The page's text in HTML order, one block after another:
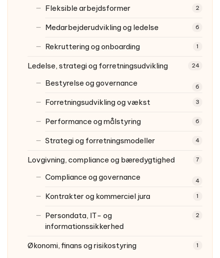
Fleksible arbejdsformer 2
Medarbejderudvikling og ledelse 6
Rekruttering og onboarding 1
Ledelse, strategi og forretningsudvikling 24
Bestyrelse og governance 6
Forretningsudvikling og vækst 3
Performance og målstyring 6
Strategi og forretningsmodeller 4
Lovgivning, compliance og bæredygtighed 7
Compliance og governance 4
Kontrakter og kommerciel jura 1
Persondata, IT- og
informationssikkerhed
2
Økonomi, finans og risikostyring 1